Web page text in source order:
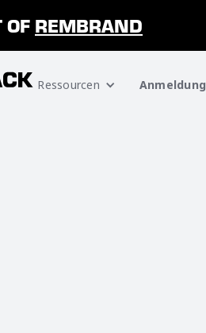
REMBRAND
Ressourcen Anmeldung